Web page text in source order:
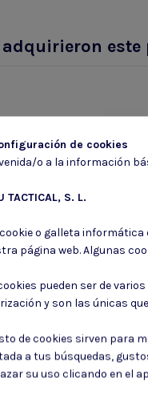
adquirieron
FUNDA
VKD861
de cookies
o a la información
TACTICAL, S. L.
o galleta informática
página web. Algunas
pueden ser de
y son las únicas
de cookies sirven para
a tus búsquedas,
su uso clicando en el